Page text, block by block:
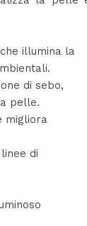
illumina la
di sebo,
pelle.
migliora
di